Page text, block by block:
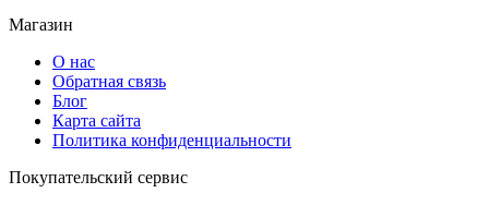
Магазин
О нас
Обратная связь
Блог
Карта сайта
Политика конфиденциальности
Покупательский сервис